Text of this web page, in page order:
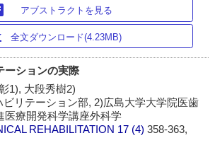
アブストラクトを見る
全文ダウンロード(4.23MB)
ーションの実際
1), 大段秀樹2)
リテーション部, 2)広島大学大学院医歯
医療開発科学講座外科学
REHABILITATION 17 (4)358-363,